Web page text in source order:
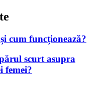
cum funcționează?
scurt asupra
femei?